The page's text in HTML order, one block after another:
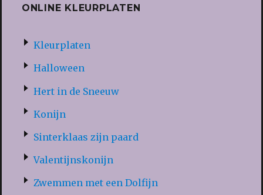
ONLINE KLEURPLATEN
Kleurplaten
Halloween
Hert in de Sneeuw
Konijn
Sinterklaas zijn paard
Valentijnskonijn
Zwemmen met een Dolfijn